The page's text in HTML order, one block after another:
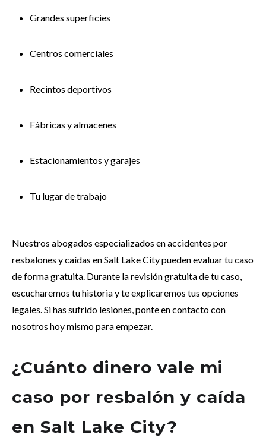
Grandes superficies
Centros comerciales
Recintos deportivos
Fábricas y almacenes
Estacionamientos y garajes
Tu lugar de trabajo
Nuestros abogados especializados en accidentes por
resbalones y caídas en Salt Lake City pueden evaluar tu caso
de forma gratuita. Durante la revisión gratuita de tu caso,
escucharemos tu historia y te explicaremos tus opciones
legales. Si has sufrido lesiones, ponte en contacto con
nosotros hoy mismo para empezar.
¿Cuánto dinero vale mi
caso por resbalón y caída
en Salt Lake City?